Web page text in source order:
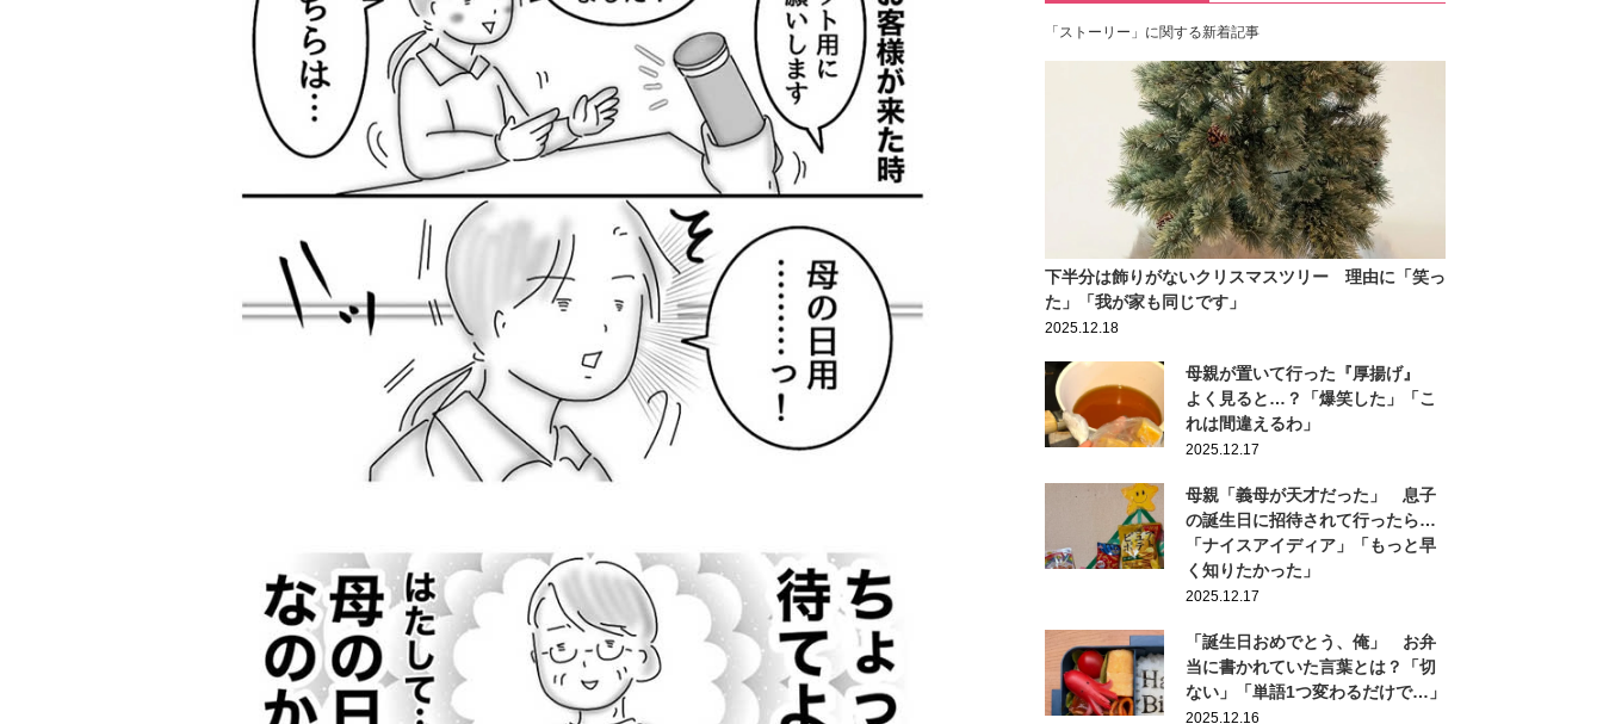
「ストーリー」に関する新着記事
下半分は飾りがないクリスマスツリー 理由に「笑っ
た」「我が家も同じです」
2025.12.18
母親が置いて行った『厚揚げ』
よく見ると…？「爆笑した」「こ
れは間違えるわ」
2025.12.17
母親「義母が天才だった」 息子
の誕生日に招待されて行ったら…
「ナイスアイディア」「もっと早
く知りたかった」
2025.12.17
「誕生日おめでとう、俺」 お弁
当に書かれていた言葉とは？「切
ない」「単語1つ変わるだけで…」
2025.12.16